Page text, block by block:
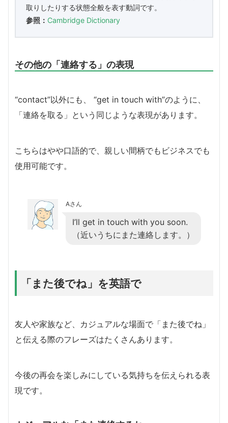
取りしたりする状態全般を表す動詞です。
参照： Cambridge Dictionary
その他の「連絡する」の表現
“contact”以外にも、 “get in touch with”のように、
「連絡を取る」という同じような表現があります。
こちらはやや口語的で、親しい間柄でもビジネスでも
使用可能です。
Aさん
I’ll get in touch with you soon.
（近いうちにまた連絡します。）
「また後でね」を英語で
友人や家族など、カジュアルな場面で「また後でね」
と伝える際のフレーズはたくさんあります。
今後の再会を楽しみにしている気持ちを伝えられる表
現です。